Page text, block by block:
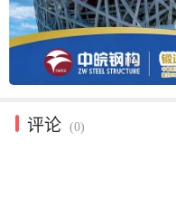
评论 (0)